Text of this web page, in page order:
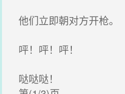
他们立即朝对方开枪。
呯！呯！呯！
哒哒哒！